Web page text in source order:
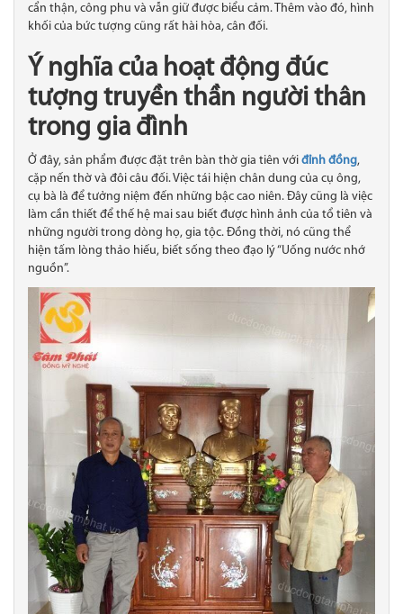
cẩn thận, công phu và vẫn giữ được biểu cảm. Thêm vào đó, hình
khối của bức tượng cũng rất hài hòa, cân đối.
Ý nghĩa của hoạt động đúc
tượng truyền thần người thân
trong gia đình
Ở đây, sản phẩm được đặt trên bàn thờ gia tiên với đỉnh đồng,
cặp nến thờ và đôi câu đối. Việc tái hiện chân dung của cụ ông,
cụ bà là để tưởng niệm đến những bậc cao niên. Đây cũng là việc
làm cần thiết để thế hệ mai sau biết được hình ảnh của tổ tiên và
những người trong dòng họ, gia tộc. Đồng thời, nó cũng thể
hiện tấm lòng thảo hiếu, biết sống theo đạo lý “Uống nước nhớ
nguồn”.